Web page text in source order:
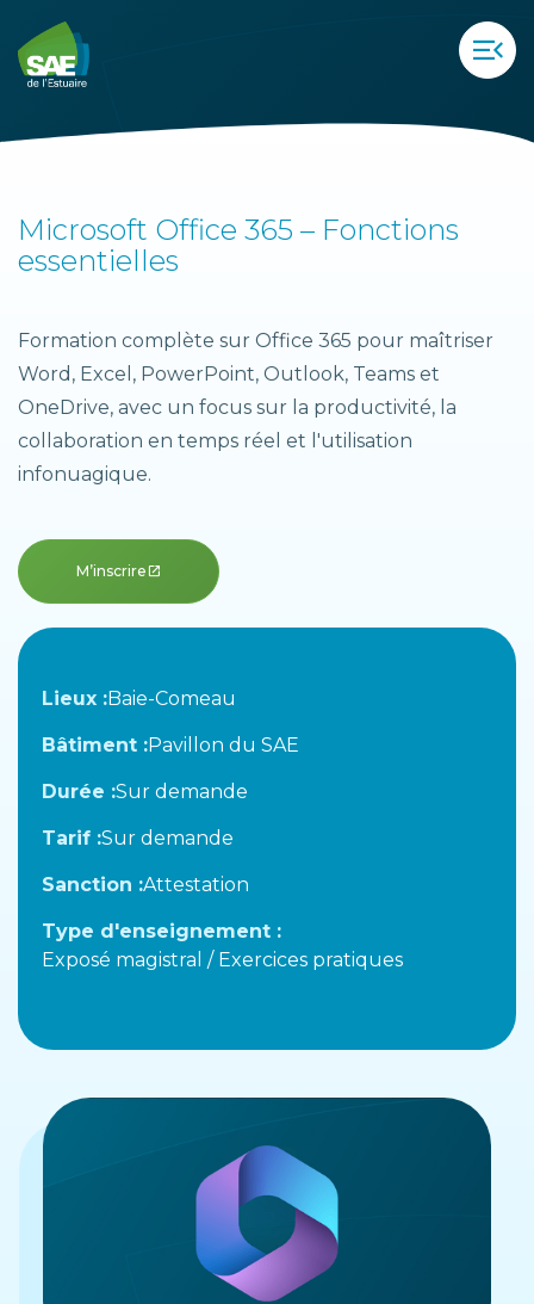
menu_open
Microsoft Office 365 – Fonctions
essentielles
Formation complète sur Office 365 pour maîtriser
Word, Excel, PowerPoint, Outlook, Teams et
OneDrive, avec un focus sur la productivité, la
collaboration en temps réel et l'utilisation
infonuagique.
M’inscrireopen_in_new
Lieux :Baie-Comeau
Bâtiment :Pavillon du SAE
Durée :Sur demande
Tarif :Sur demande
Sanction :Attestation
Type d'enseignement :
Exposé magistral / Exercices pratiques